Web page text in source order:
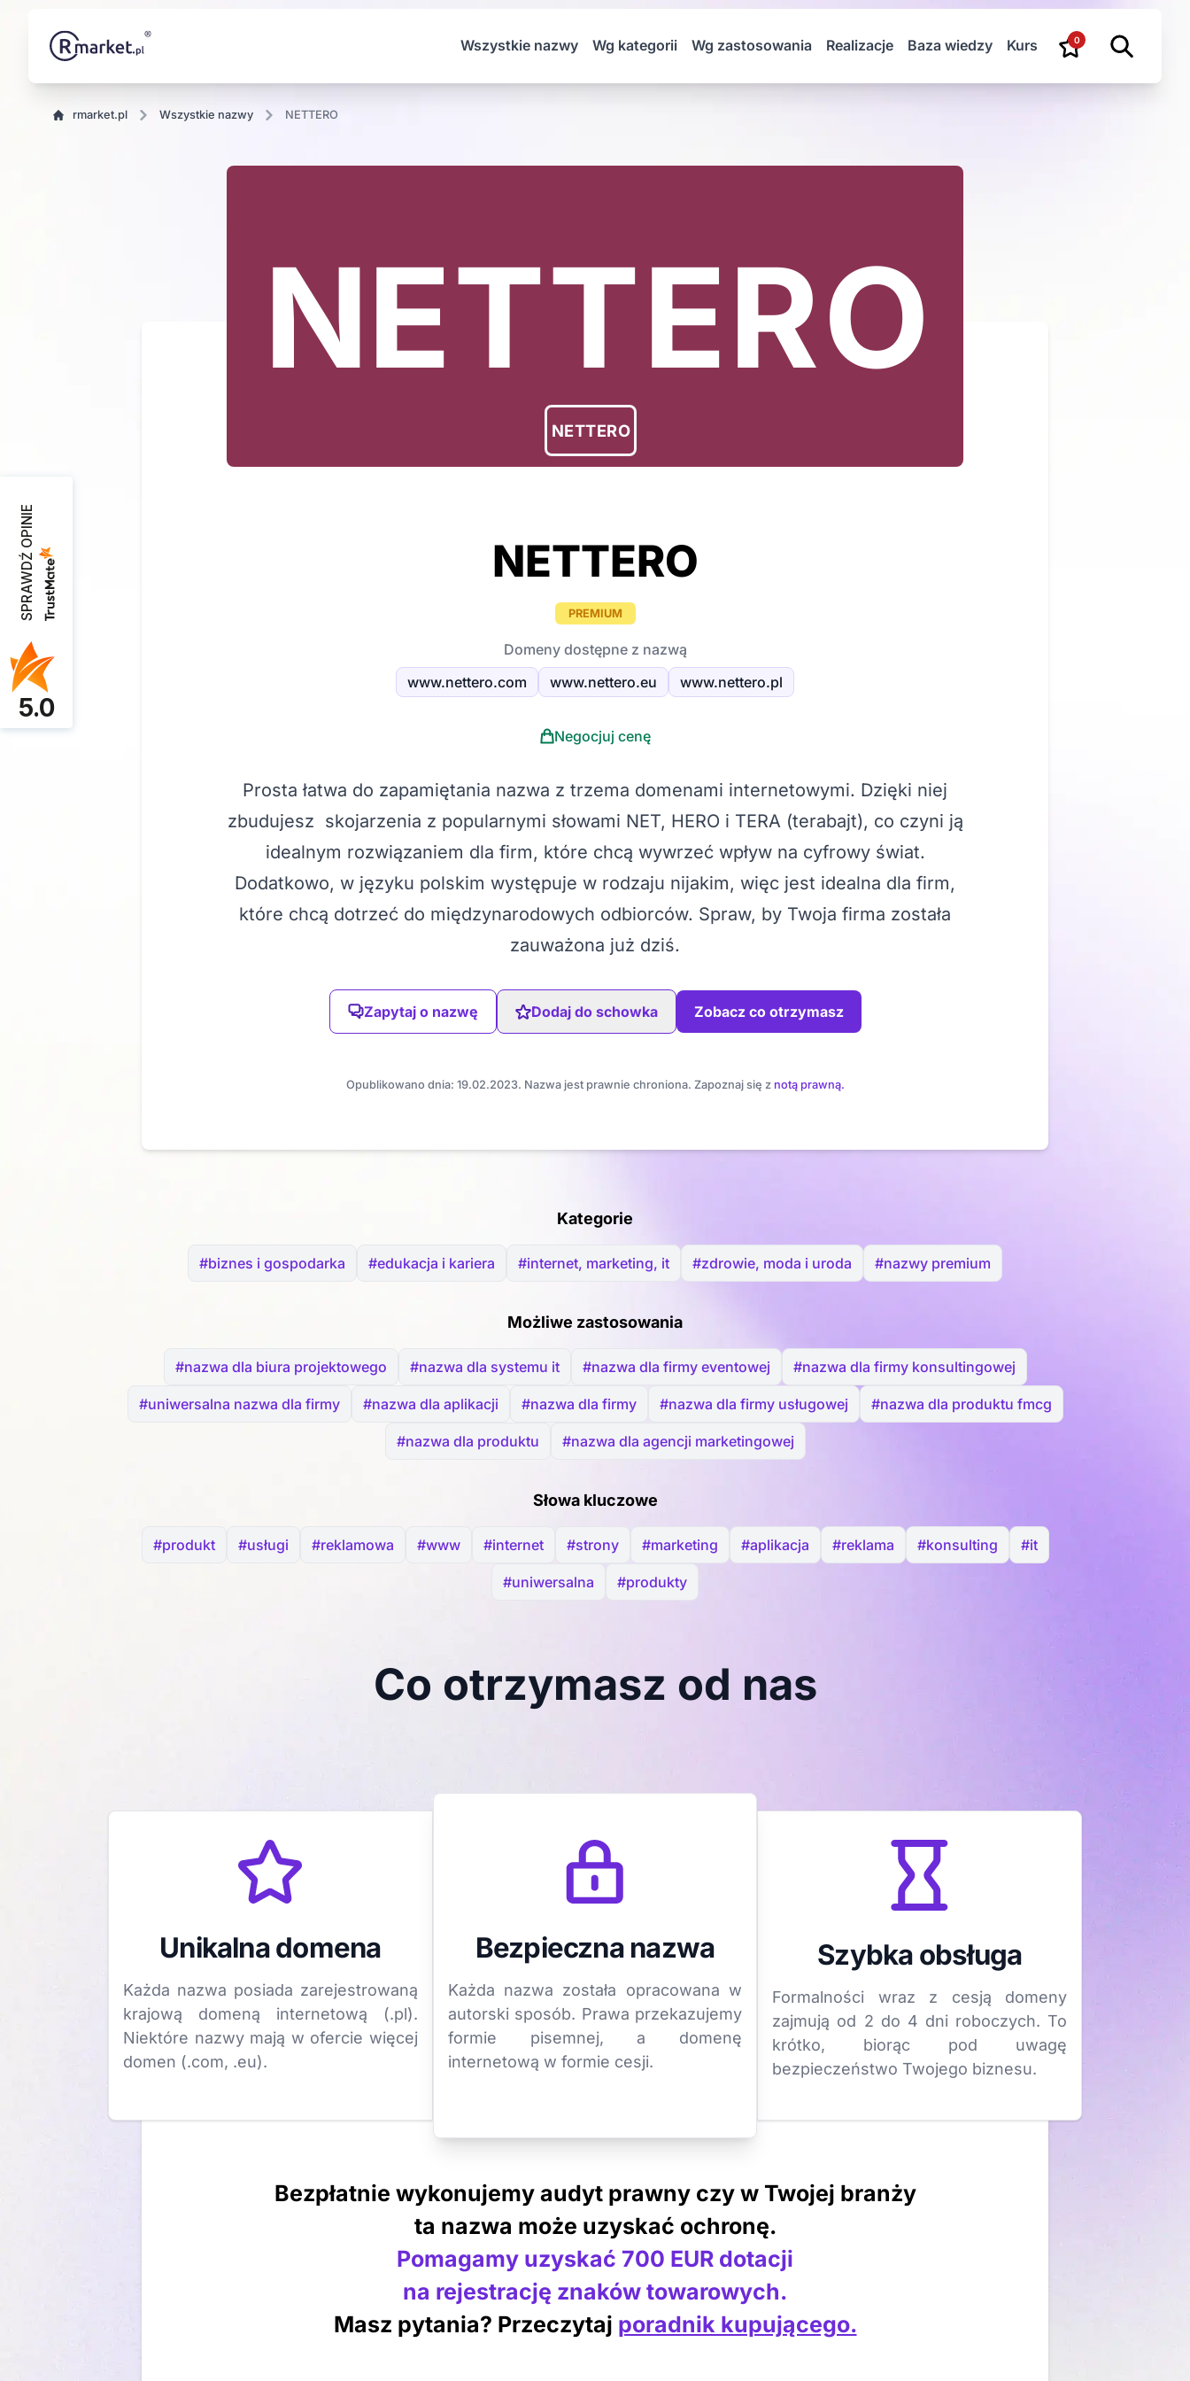
Wszystkie nazwy Wg kategorii Wg zastosowania Realizacje Baza wiedzy Kurs 0
rmarket.pl wszystkie nazwy NETTERO
NETTERO
NETTERO
NETTERO
PREMIUM
Domeny dostępne z nazwą
www.nettero.com
www.nettero.eu www.nettero.pl
Negocjuj cenę
Prosta łatwa do zapamiętania nazwa z trzema domenami internetowymi. Dzięki niej
zbudujesz skojarzenia z popularnymi słowami NET, HERO i TERA (terabajt), co czyni ją
idealnym rozwiązaniem dla firm, które chcą wywrzeć wpływ na cyfrowy świat.
Dodatkowo, w języku polskim występuje w rodzaju nijakim, więc jest idealna dla firm,
które chcą dotrzeć do międzynarodowych odbiorców. Spraw, by Twoja firma została
zauważona już dziś.
Zapytaj o nazwę Dodaj do schowka Zobacz co otrzymasz
Opublikowano dnia: 19.02.2023. Nazwa jest prawnie chroniona. Zapoznaj się z notą prawną.
Kategorie
#biznes i gospodarka #edukacja i kariera #internet, marketing, it #zdrowie, moda i uroda #nazwy premium
Możliwe zastosowania
#nazwa dla biura projektowego #nazwa dla systemu it #nazwa dla firmy eventowej #nazwa dla firmy konsultingowej
#uniwersalna nazwa dla firmy #nazwa dla aplikacji #nazwa dla firmy #nazwa dla firmy usługowej #nazwa dla produktu fmcg
#nazwa dla produktu #nazwa dla agencji marketingowej
Słowa kluczowe
#produkt #usługi #reklamowa #www #internet #strony #marketing #aplikacja #reklama #konsulting #it
#uniwersalna #produkty
Co otrzymasz od nas
Unikalna domena
Każda nazwa posiada zarejestrowaną
krajową domeną internetową (.pl).
Niektóre nazwy mają w ofercie więcej
domen (.com, .eu).
Bezpieczna nazwa
Każda nazwa została opracowana w
autorski sposób. Prawa przekazujemy
formie pisemnej, a domenę
internetową w formie cesji.
Szybka obsługa
Formalności wraz z cesją domeny
zajmują od 2 do 4 dni roboczych. To
krótko, biorąc pod uwagę
bezpieczeństwo Twojego biznesu.
Bezpłatnie wykonujemy audyt prawny czy w Twojej branży
ta nazwa może uzyskać ochronę.
Pomagamy uzyskać 700 EUR dotacji
na rejestrację znaków towarowych.
Masz pytania? Przeczytaj poradnik kupującego.
SPRAWDŹ OPINIE
5.0